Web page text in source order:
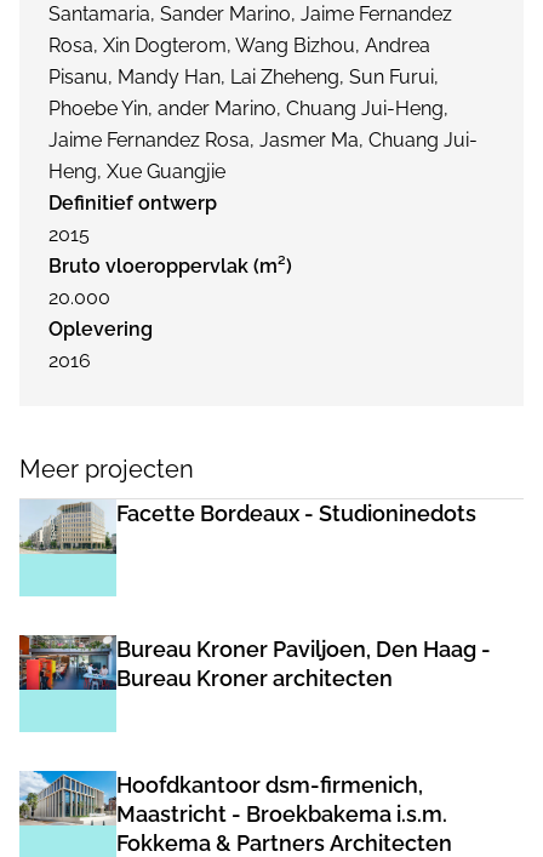
Santamaria, Sander Marino, Jaime Fernandez
Rosa, Xin Dogterom, Wang Bizhou, Andrea
Pisanu, Mandy Han, Lai Zheheng, Sun Furui,
Phoebe Yin, ander Marino, Chuang Jui-Heng,
Jaime Fernandez Rosa, Jasmer Ma, Chuang Jui-
Heng, Xue Guangjie
Definitief ontwerp
2015
Bruto vloeroppervlak (m²)
20.000
Oplevering
2016
Meer projecten
Facette Bordeaux - Studioninedots
Bureau Kroner Paviljoen, Den Haag -
Bureau Kroner architecten
Hoofdkantoor dsm-firmenich,
Maastricht - Broekbakema i.s.m.
Fokkema & Partners Architecten